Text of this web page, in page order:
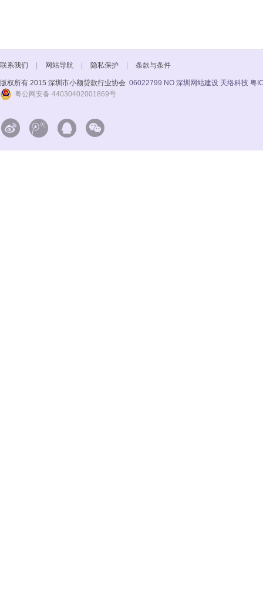
联系我们 网站导航 隐私保护 条款与条件
版权所有 2015 深圳市小额贷款行业协会 06022799 NO 深圳网站建设 天络科技 粤
粤公网安备 44030402001869号
   